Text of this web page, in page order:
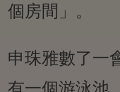
個房間」。
申珠雅數了一
有一個游泳池